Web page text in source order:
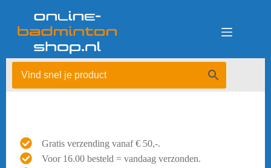
Gratis verzending vanaf € 50,-.
Voor 16.00 besteld = vandaag verzonden.